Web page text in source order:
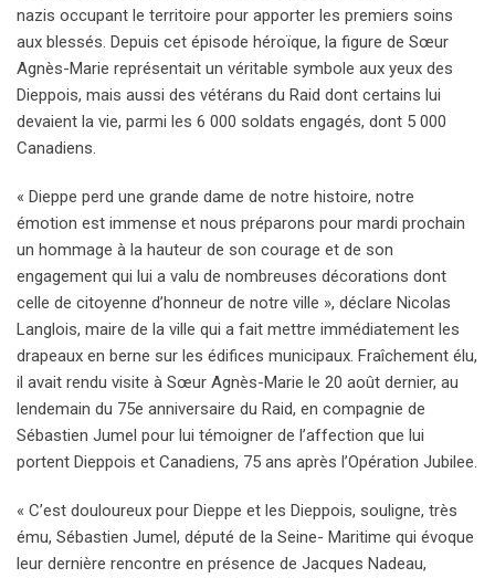
nazis occupant le territoire pour apporter les premiers soins
aux blessés. Depuis cet épisode héroïque, la figure de Sœur
Agnès-Marie représentait un véritable symbole aux yeux des
Dieppois, mais aussi des vétérans du Raid dont certains lui
devaient la vie, parmi les 6 000 soldats engagés, dont 5 000
Canadiens.
« Dieppe perd une grande dame de notre histoire, notre
émotion est immense et nous préparons pour mardi prochain
un hommage à la hauteur de son courage et de son
engagement qui lui a valu de nombreuses décorations dont
celle de citoyenne d’honneur de notre ville », déclare Nicolas
Langlois, maire de la ville qui a fait mettre immédiatement les
drapeaux en berne sur les édifices municipaux. Fraîchement élu,
il avait rendu visite à Sœur Agnès-Marie le 20 août dernier, au
lendemain du 75e anniversaire du Raid, en compagnie de
Sébastien Jumel pour lui témoigner de l’affection que lui
portent Dieppois et Canadiens, 75 ans après l’Opération Jubilee.
« C’est douloureux pour Dieppe et les Dieppois, souligne, très
ému, Sébastien Jumel, député de la Seine- Maritime qui évoque
leur dernière rencontre en présence de Jacques Nadeau,